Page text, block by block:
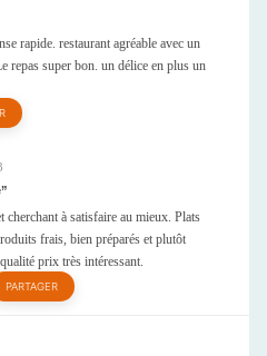
rapide. restaurant agréable avec un
repas super bon. un délice en plus un
cherchant à satisfaire au mieux. Plats
frais, bien préparés et plutôt
prix très intéressant.
PARTAGER